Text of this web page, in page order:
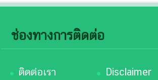
ช่องทางการติดต่อ
ติดต่อเรา
Disclaimer